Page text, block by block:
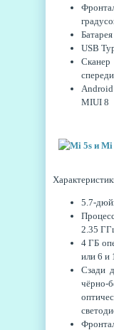
USB
спереди
MIUI 8
5.7-
2.35
4 ГБ
или 6 и
Сзади